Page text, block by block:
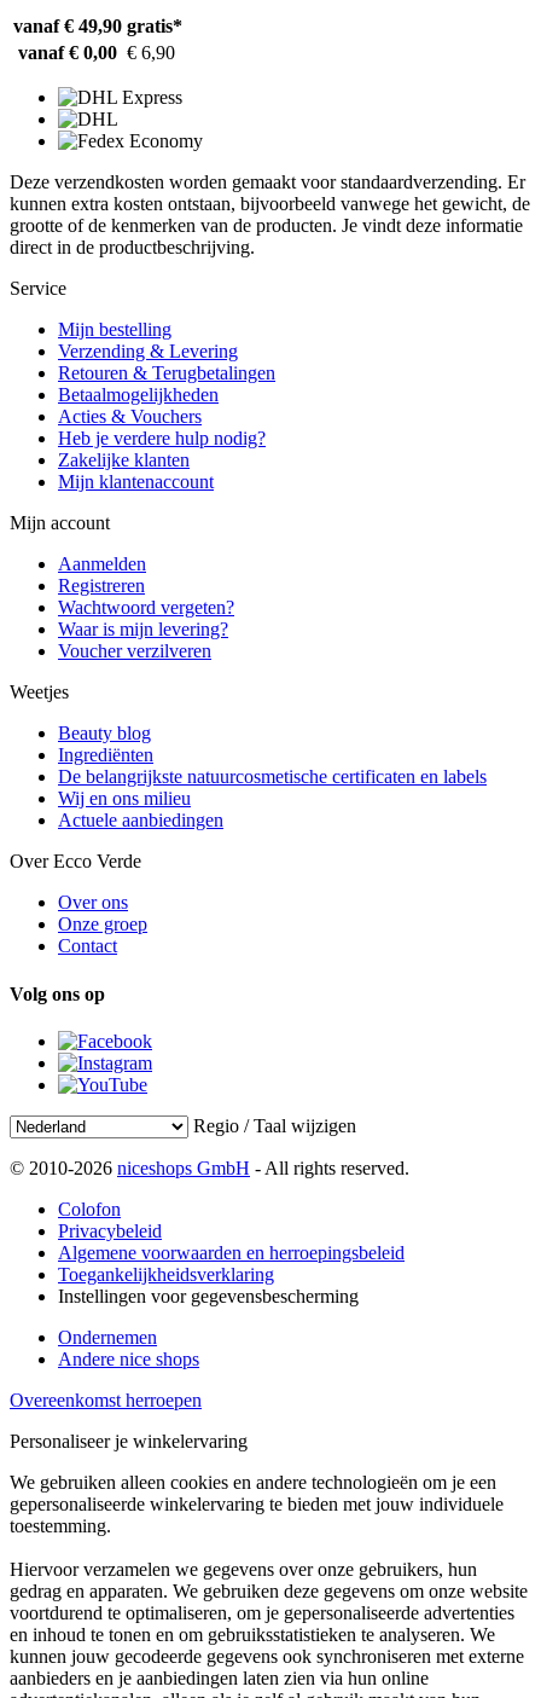
vanaf € 49,90 gratis*
vanaf € 0,00 € 6,90
Deze verzendkosten worden gemaakt voor standaardverzending. Er
kunnen extra kosten ontstaan, bijvoorbeeld vanwege het gewicht, de
grootte of de kenmerken van de producten. Je vindt deze informatie
direct in de productbeschrijving.
Service
Mijn bestelling
Verzending & Levering
Retouren & Terugbetalingen
Betaalmogelijkheden
Acties & Vouchers
Heb je verdere hulp nodig?
Zakelijke klanten
Mijn klantenaccount
Mijn account
Aanmelden
Registreren
Wachtwoord vergeten?
Waar is mijn levering?
Voucher verzilveren
Weetjes
Beauty blog
Ingrediënten
De belangrijkste natuurcosmetische certificaten en labels
Wij en ons milieu
Actuele aanbiedingen
Over Ecco Verde
Over ons
Onze groep
Contact
Volg ons op
Regio / Taal wijzigen
© 2010-2026 niceshops GmbH - All rights reserved.
Colofon
Privacybeleid
Algemene voorwaarden en herroepingsbeleid
Toegankelijkheidsverklaring
Instellingen voor gegevensbescherming
Ondernemen
Andere nice shops
Overeenkomst herroepen
Personaliseer je winkelervaring
We gebruiken alleen cookies en andere technologieën om je een
gepersonaliseerde winkelervaring te bieden met jouw individuele
toestemming.
Hiervoor verzamelen we gegevens over onze gebruikers, hun
gedrag en apparaten. We gebruiken deze gegevens om onze website
voortdurend te optimaliseren, om je gepersonaliseerde advertenties
en inhoud te tonen en om gebruiksstatistieken te analyseren. We
kunnen jouw gecodeerde gegevens ook synchroniseren met externe
aanbieders en je aanbiedingen laten zien via hun online